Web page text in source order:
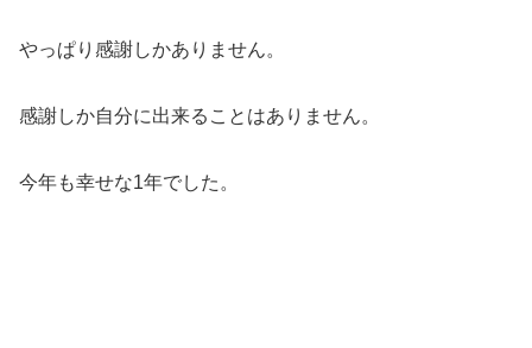
やっぱり感謝しかありません。
感謝しか自分に出来ることはありません。
今年も幸せな1年でした。